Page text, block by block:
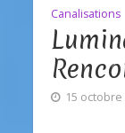
Canalisations
15 octobre